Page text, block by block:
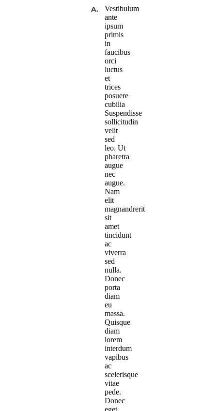
A.
Vestibulum
ante
ipsum
primis
in
faucibus
orci
luctus
et
trices
posuere
cubilia
Suspendisse
sollicitudin
velit
sed
leo. Ut
pharetra
augue
nec
augue.
Nam
elit
magnandrerit
sit
amet
tincidunt
ac
viverra
sed
nulla.
Donec
porta
diam
eu
massa.
Quisque
diam
lorem
interdum
vapibus
ac
scelerisque
vitae
pede.
Donec
eget